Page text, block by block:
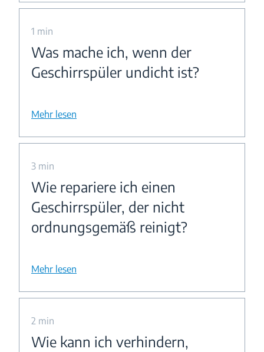
1 min
Was mache ich, wenn der
Geschirrspüler undicht ist?
Mehr lesen
3 min
Wie repariere ich einen
Geschirrspüler, der nicht
ordnungsgemäß reinigt?
Mehr lesen
2 min
Wie kann ich verhindern,